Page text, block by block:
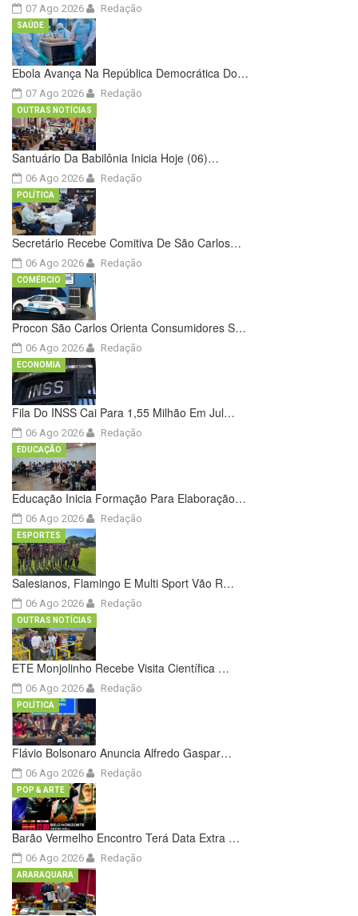
07 Ago 2026 Redação
Ebola Avança Na República Democrática Do…
07 Ago 2026
SAÚDE
Redação
Santuário Da Babilônia Inicia Hoje (06)…
06 Ago 2026
OUTRAS NOTÍCIAS
Redação
Secretário Recebe Comitiva De São Carlos…
06 Ago 2026
POLÍTICA
Redação
Procon São Carlos Orienta Consumidores S…
06 Ago 2026
COMÉRCIO
Redação
Fila Do INSS Cai Para 1,55 Milhão Em Jul…
06 Ago 2026
ECONOMIA
Redação
Educação Inicia Formação Para Elaboração…
06 Ago 2026
EDUCAÇÃO
Redação
Salesianos, Flamingo E Multi Sport Vão R…
06 Ago 2026
ESPORTES
Redação
ETE Monjolinho Recebe Visita Científica …
06 Ago 2026
OUTRAS NOTÍCIAS
Redação
Flávio Bolsonaro Anuncia Alfredo Gaspar…
06 Ago 2026
POLÍTICA
Redação
Barão Vermelho Encontro Terá Data Extra …
06 Ago 2026
POP & ARTE
Redação
ARARAQUARA